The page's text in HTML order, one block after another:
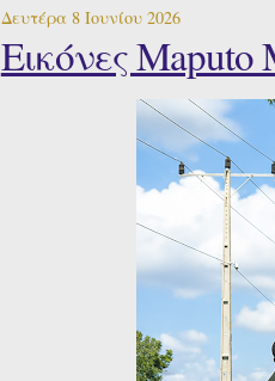
Δευτέρα 8 Ιουνίου 2026
Εικόνες